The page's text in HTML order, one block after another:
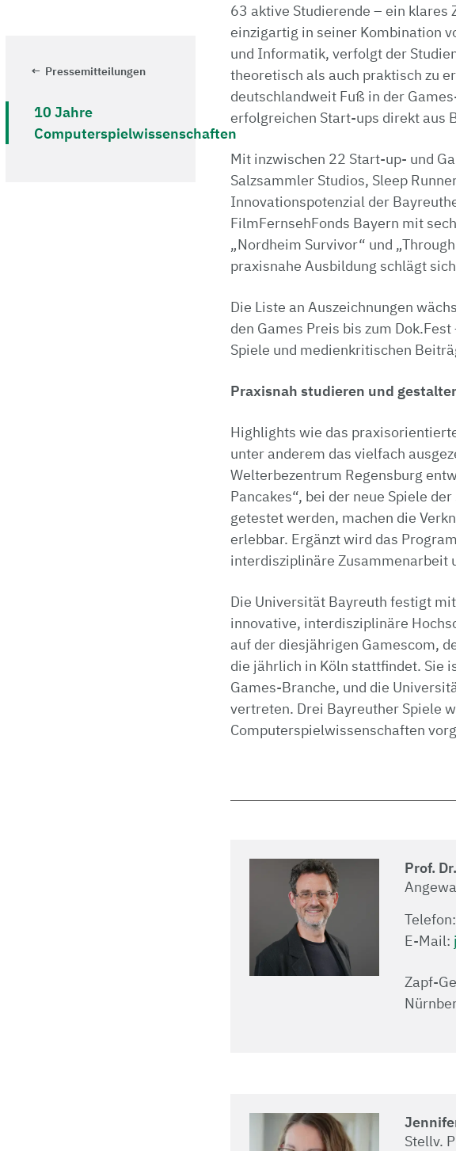
Pressemitteilungen
10 Jahre
Computerspielwissenschaften
63 aktive Studierende – ein
einzigartig in seiner Kombination
und Informatik, verfolgt der
theoretisch als auch praktisch zu
deutschlandweit Fuß in der
erfolgreichen Start-ups direkt aus
Mit inzwischen 22 Start-up- und
Salzsammler Studios, Sleep
Innovationspotenzial der
FilmFernsehFonds Bayern mit
„Nordheim Survivor“ und
praxisnahe Ausbildung schlägt
Die Liste an Auszeichnungen
den Games Preis bis zum
Spiele und medienkritischen
Praxisnah studieren und
Highlights wie das
unter anderem das vielfach
Welterbezentrum Regensburg
Pancakes“, bei der neue Spiele
getestet werden, machen die
erlebbar. Ergänzt wird das
interdisziplinäre Zusammenarbeit
Die Universität Bayreuth festigt
innovative, interdisziplinäre
auf der diesjährigen Gamescom,
die jährlich in Köln stattfindet. Sie
Games-Branche, und die
vertreten. Drei Bayreuther Spiele
Computerspielwissenschaften
Prof.
E-Mail:
Zapf-
Stellv.